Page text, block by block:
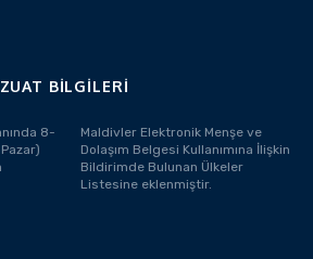
BILGILERI
8-
Maldivler Elektronik Menşe ve
Dolaşım Belgesi Kullanımına İlişkin
Bildirimde Bulunan Ülkeler
Listesine eklenmiştir.